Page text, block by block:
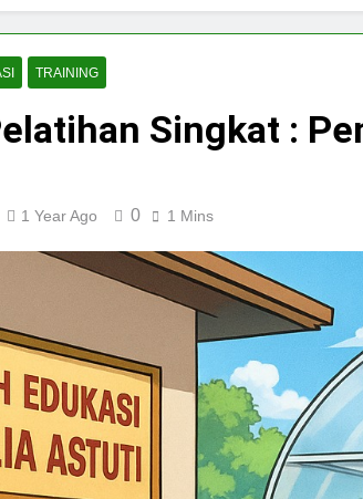
TRAINING
Singkat :
1 Year Ago 0 1 Mins